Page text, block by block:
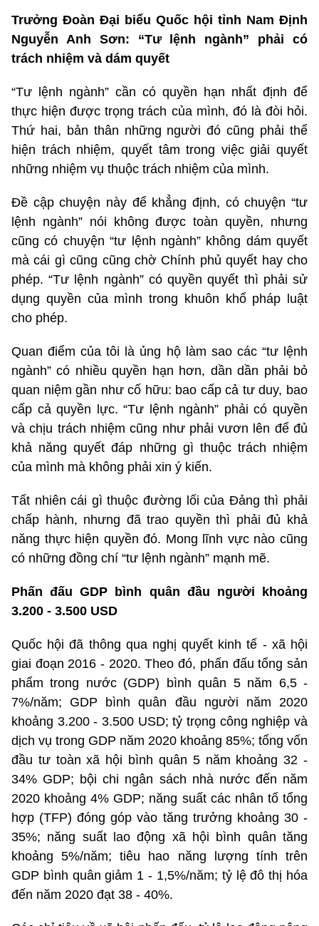
Trưởng Đoàn Đại biểu Quốc hội tỉnh Nam Định
Nguyễn Anh Sơn: “Tư lệnh ngành” phải có
trách nhiệm và dám quyết
“Tư lệnh ngành” cần có quyền hạn nhất định để
thực hiện được trọng trách của mình, đó là đòi hỏi.
Thứ hai, bản thân những người đó cũng phải thể
hiện trách nhiệm, quyết tâm trong việc giải quyết
những nhiệm vụ thuộc trách nhiệm của mình.
Đề cập chuyện này để khẳng định, có chuyện “tư
lệnh ngành” nói không được toàn quyền, nhưng
cũng có chuyện “tư lệnh ngành” không dám quyết
mà cái gì cũng cũng chờ Chính phủ quyết hay cho
phép. “Tư lệnh ngành” có quyền quyết thì phải sử
dụng quyền của mình trong khuôn khổ pháp luật
cho phép.
Quan điểm của tôi là ủng hộ làm sao các “tư lệnh
ngành” có nhiều quyền hạn hơn, dần dần phải bỏ
quan niệm gần như cố hữu: bao cấp cả tư duy, bao
cấp cả quyền lực. “Tư lệnh ngành” phải có quyền
và chịu trách nhiệm cũng như phải vươn lên để đủ
khả năng quyết đáp những gì thuộc trách nhiệm
của mình mà không phải xin ý kiến.
Tất nhiên cái gì thuộc đường lối của Đảng thì phải
chấp hành, nhưng đã trao quyền thì phải đủ khả
năng thực hiện quyền đó. Mong lĩnh vực nào cũng
có những đồng chí “tư lệnh ngành” mạnh mẽ.
Phấn đấu GDP bình quân đầu người khoảng
3.200 - 3.500 USD
Quốc hội đã thông qua nghị quyết kinh tế - xã hội
giai đoạn 2016 - 2020. Theo đó, phấn đấu tổng sản
phẩm trong nước (GDP) bình quân 5 năm 6,5 -
7%/năm; GDP bình quân đầu người năm 2020
khoảng 3.200 - 3.500 USD; tỷ trọng công nghiệp và
dịch vụ trong GDP năm 2020 khoảng 85%; tổng vốn
đầu tư toàn xã hội bình quân 5 năm khoảng 32 -
34% GDP; bội chi ngân sách nhà nước đến năm
2020 khoảng 4% GDP; năng suất các nhân tố tổng
hợp (TFP) đóng góp vào tăng trưởng khoảng 30 -
35%; năng suất lao động xã hội bình quân tăng
khoảng 5%/năm; tiêu hao năng lượng tính trên
GDP bình quân giảm 1 - 1,5%/năm; tỷ lệ đô thị hóa
đến năm 2020 đạt 38 - 40%.